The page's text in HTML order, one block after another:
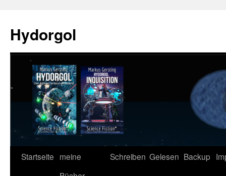
springen
Hydorgol
Startseite meine
Schreiben Gelesen Backup